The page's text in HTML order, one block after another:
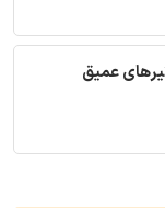
عمیق